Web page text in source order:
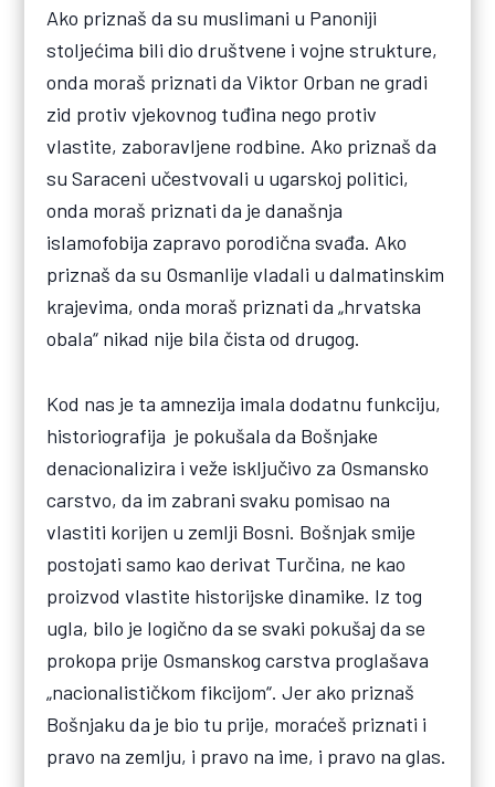
Ako priznaš da su muslimani u Panoniji
stoljećima bili dio društvene i vojne strukture,
onda moraš priznati da Viktor Orban ne gradi
zid protiv vjekovnog tuđina nego protiv
vlastite, zaboravljene rodbine. Ako priznaš da
su Saraceni učestvovali u ugarskoj politici,
onda moraš priznati da je današnja
islamofobija zapravo porodična svađa. Ako
priznaš da su Osmanlije vladali u dalmatinskim
krajevima, onda moraš priznati da „hrvatska
obala“ nikad nije bila čista od drugog.
Kod nas je ta amnezija imala dodatnu funkciju,
historiografija je pokušala da Bošnjake
denacionalizira i veže isključivo za Osmansko
carstvo, da im zabrani svaku pomisao na
vlastiti korijen u zemlji Bosni. Bošnjak smije
postojati samo kao derivat Turčina, ne kao
proizvod vlastite historijske dinamike. Iz tog
ugla, bilo je logično da se svaki pokušaj da se
prokopa prije Osmanskog carstva proglašava
„nacionalističkom fikcijom“. Jer ako priznaš
Bošnjaku da je bio tu prije, moraćeš priznati i
pravo na zemlju, i pravo na ime, i pravo na glas.